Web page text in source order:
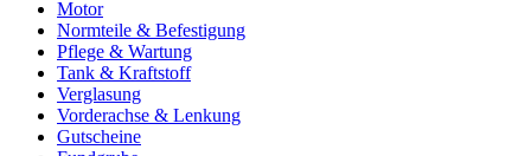
Motor
Normteile & Befestigung
Pflege & Wartung
Tank & Kraftstoff
Verglasung
Vorderachse & Lenkung
Gutscheine